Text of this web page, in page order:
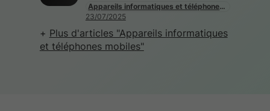
Appareils informatiques et téléphones mobiles
23/07/2025
Plus d'articles "Appareils informatiques
et téléphones mobiles"